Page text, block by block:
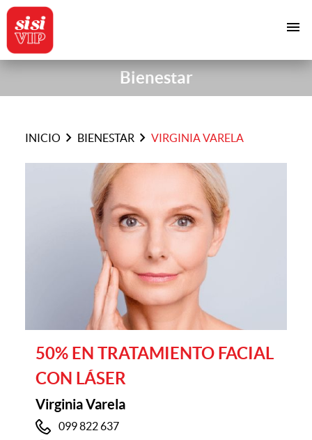
menu
Bienestar
INICIO chevron_right BIENESTARchevron_right VIRGINIA VARELA
50% EN TRATAMIENTO FACIAL
CON LÁSER
Virginia Varela
099 822 637